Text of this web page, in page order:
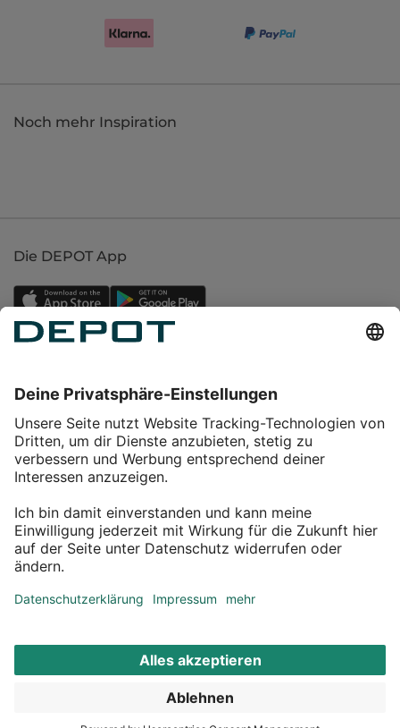
Noch mehr Inspiration
Die DEPOT App
Service
Über DEPOT
Kontakt
Aktionsbedingungen